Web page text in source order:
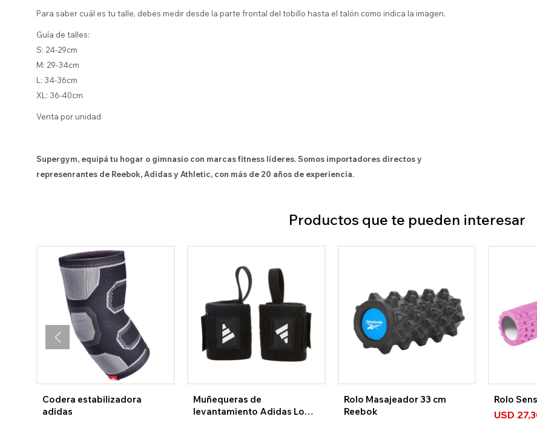
Para saber cuál es tu talle, debes medir desde la parte frontal del tobillo hasta el talón como indica la imagen.
Guía de talles:
S: 24-29cm
M: 29-34cm
L: 34-36cm
XL: 36-40cm
Venta por unidad
Supergym, equipá tu hogar o gimnasio con marcas fitness líderes. Somos importadores directos y
represenrantes de Reebok, Adidas y Athletic, con más de 20 años de experiencia.
Productos que te pueden interesar
Codera estabilizadora
adidas
Muñequeras de
levantamiento Adidas Logo
Rolo Masajeador 33 cm
Reebok
Rolo
USD